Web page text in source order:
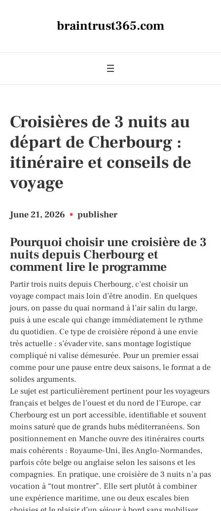
braintrust365.com
Croisières de 3 nuits au
départ de Cherbourg :
itinéraire et conseils de
voyage
June 21, 2026 • publisher
Pourquoi choisir une croisière de 3
nuits depuis Cherbourg et
comment lire le programme
Partir trois nuits depuis Cherbourg, c’est choisir un
voyage compact mais loin d’être anodin. En quelques
jours, on passe du quai normand à l’air salin du large,
puis à une escale qui change immédiatement le rythme
du quotidien. Ce type de croisière répond à une envie
très actuelle : s’évader vite, sans montage logistique
compliqué ni valise démesurée. Pour un premier essai
comme pour une pause entre deux saisons, le format a de
solides arguments.
Le sujet est particulièrement pertinent pour les voyageurs
français et belges de l’ouest et du nord de l’Europe, car
Cherbourg est un port accessible, identifiable et souvent
moins saturé que de grands hubs méditerranéens. Son
positionnement en Manche ouvre des itinéraires courts
mais cohérents : Royaume-Uni, îles Anglo-Normandes,
parfois côte belge ou anglaise selon les saisons et les
compagnies. En pratique, une croisière de 3 nuits n’a pas
vocation à “tout montrer”. Elle sert plutôt à combiner
une expérience maritime, une ou deux escales bien